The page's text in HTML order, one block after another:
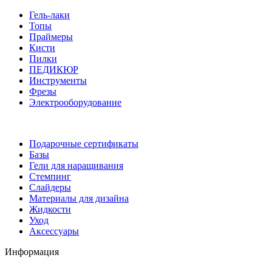
Гель-лаки
Топы
Праймеры
Кисти
Пилки
ПЕДИКЮР
Инструменты
Фрезы
Электрооборудование
Подарочные сертификаты
Базы
Гели для наращивания
Стемпинг
Слайдеры
Материалы для дизайна
Жидкости
Уход
Аксессуары
Информация